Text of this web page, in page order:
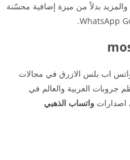
والمزيد بدلاً من ميزة إضافية محسّنة
اب بلس الازرق في مجالات
جروبات العربية والعالم في
اصدارات واتساب الذهبي